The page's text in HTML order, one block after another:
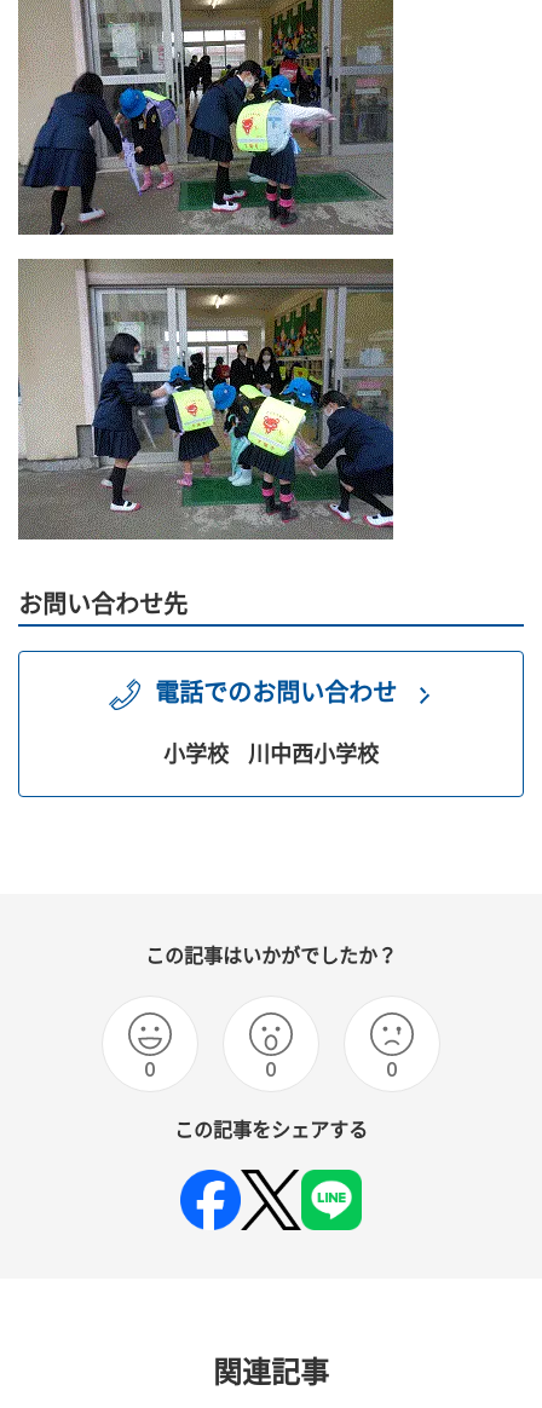
お問い合わせ先
電話でのお問い合わせ
小学校 川中西小学校
この記事はいかがでしたか？
0 0 0
この記事をシェアする
関連記事